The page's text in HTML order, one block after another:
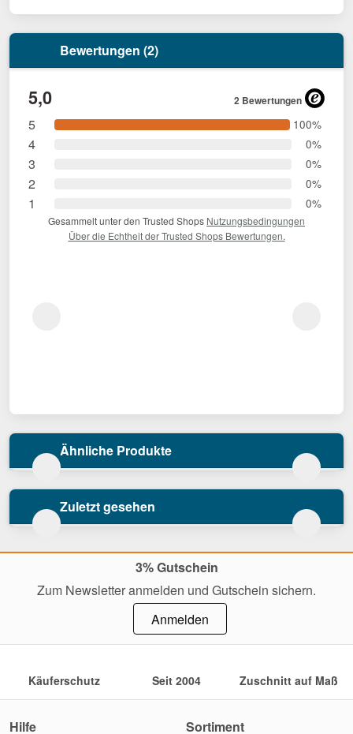
Bewertungen (2)
5,0 2 Bewertungen
5 100%
4 0%
3 0%
2 0%
1 0%
Gesammelt unter den Trusted Shops Nutzungsbedingungen
Über die Echtheit der Trusted Shops Bewertungen.
Ähnliche Produkte
Zuletzt gesehen
3% Gutschein
Zum Newsletter anmelden und Gutschein sichern.
Anmelden
Käuferschutz Seit 2004 Zuschnitt auf Maß
Hilfe
Sortiment